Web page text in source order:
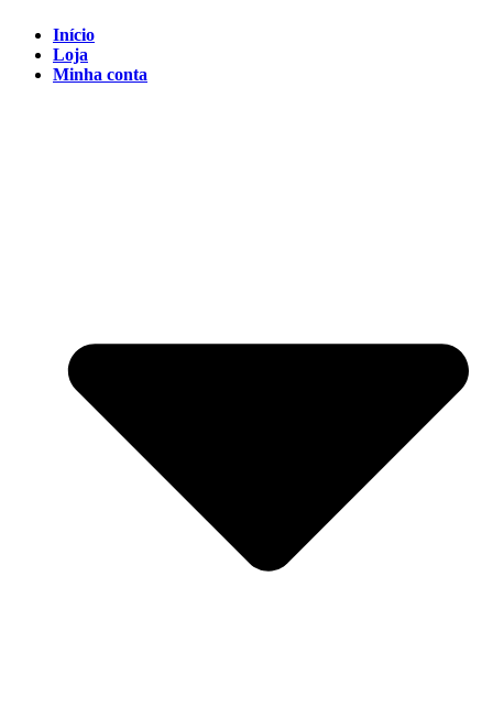
Início
Loja
Minha conta